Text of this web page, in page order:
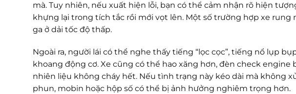
mà. Tuy nhiên, nếu xuất hiện lỗi, bạn có thể cảm nhận rõ hiện
khựng lại trong tích tắc rồi mới vọt lên. Một số trường hợp xe rung
ga ở dải tốc độ thấp.
Ngoài ra, người lái có thể nghe thấy tiếng “lọc cọc”, tiếng nổ lụp
khoang động cơ. Xe cũng có thể hao xăng hơn, đèn check
nhiên liệu không cháy hết. Nếu tình trạng này kéo dài mà không
phun, mobin hoặc hộp số có thể bị ảnh hưởng nghiêm trọng hơn.